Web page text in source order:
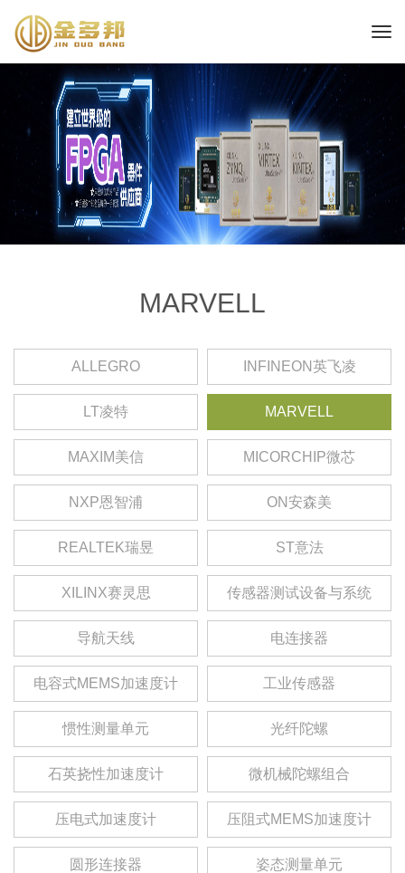
MARVELL
ALLEGRO INFINEON英飞凌
LT凌特 MARVELL
MAXIM美信 MICORCHIP微芯
NXP恩智浦 ON安森美
REALTEK瑞昱 ST意法
XILINX赛灵思 传感器测试设备与系统
导航天线 电连接器
电容式MEMS加速度计 工业传感器
惯性测量单元 光纤陀螺
石英挠性加速度计 微机械陀螺组合
压电式加速度计 压阻式MEMS加速度计
圆形连接器 姿态测量单元